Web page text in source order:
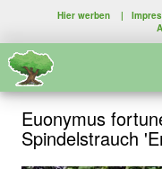
Hier werben |
Euonymus
Spindelstrauch